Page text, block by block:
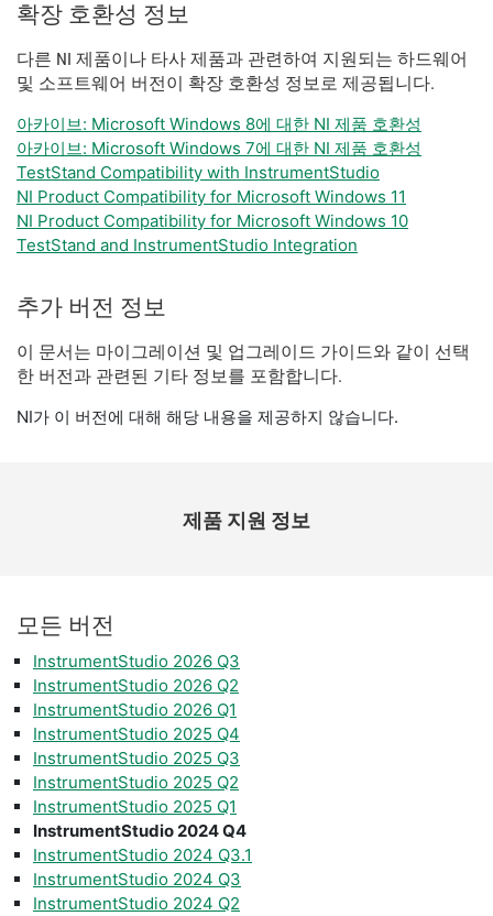
확장 호환성 정보
다른 NI 제품이나 타사 제품과 관련하여 지원되는 하드웨어
및 소프트웨어 버전이 확장 호환성 정보로 제공됩니다.
아카이브: Microsoft Windows 8에 대한 NI 제품 호환성
아카이브: Microsoft Windows 7에 대한 NI 제품 호환성
TestStand Compatibility with InstrumentStudio
NI Product Compatibility for Microsoft Windows 11
NI Product Compatibility for Microsoft Windows 10
TestStand and InstrumentStudio Integration
추가 버전 정보
이 문서는 마이그레이션 및 업그레이드 가이드와 같이 선택
한 버전과 관련된 기타 정보를 포함합니다.
NI가 이 버전에 대해 해당 내용을 제공하지 않습니다.
제품 지원 정보
모든 버전
InstrumentStudio 2026 Q3
InstrumentStudio 2026 Q2
InstrumentStudio 2026 Q1
InstrumentStudio 2025 Q4
InstrumentStudio 2025 Q3
InstrumentStudio 2025 Q2
InstrumentStudio 2025 Q1
InstrumentStudio 2024 Q4
InstrumentStudio 2024 Q3.1
InstrumentStudio 2024 Q3
InstrumentStudio 2024 Q2